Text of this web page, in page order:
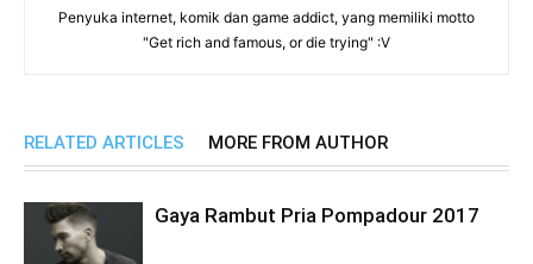
Penyuka internet, komik dan game addict, yang memiliki motto
"Get rich and famous, or die trying" :V
RELATED ARTICLES MORE FROM AUTHOR
Gaya Rambut Pria Pompadour 2017